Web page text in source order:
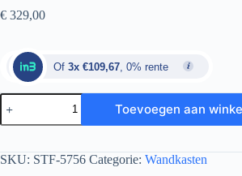
€ 329,00
Of 3x €109,67 , 0% rente
Toevoegen aan
SKU: STF-5756 Categorie: Wandkasten